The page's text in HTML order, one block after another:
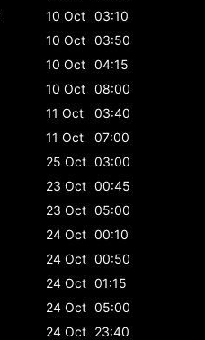
10 Oct 03:10
10 Oct 03:50
10 Oct 04:15
10 Oct 08:00
11 Oct
03:40
11 Oct
07:00
25 Oct 03:00
23 Oct 00:45
23 Oct 05:00
24 Oct 00:10
24 Oct 00:50
24 Oct 01:15
24 Oct 05:00
24 Oct 23:40